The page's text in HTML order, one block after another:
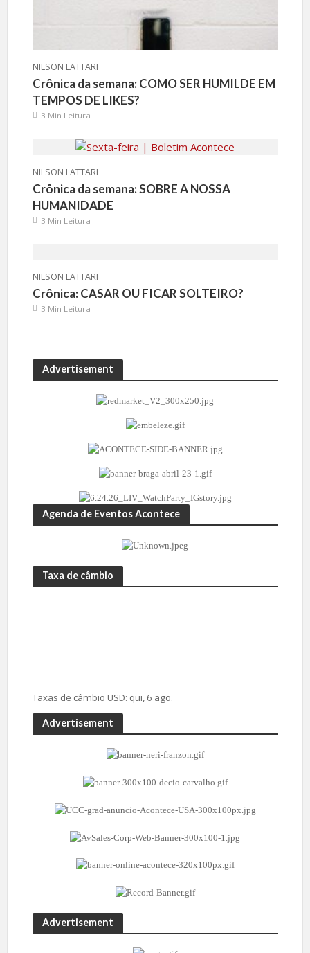
NILSON LATTARI
Crônica da semana: COMO SER HUMILDE EM
TEMPOS DE LIKES?
3 Min Leitura
NILSON LATTARI
Crônica da semana: SOBRE A NOSSA
HUMANIDADE
3 Min Leitura
NILSON LATTARI
Crônica: CASAR OU FICAR SOLTEIRO?
3 Min Leitura
Advertisement
Agenda de Eventos Acontece
Taxa de câmbio
Taxas de câmbio USD: qui, 6 ago.
Advertisement
Advertisement